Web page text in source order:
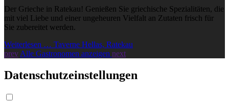
Der Grieche in Ratekau! Genießen Sie griechische Spezialitäten, die
mit viel Liebe und einer ungeheuren Vielfalt an Zutaten frisch für
Sie zubereitet werden.
Weiterlesen … Taverne Hellas, Ratekau
prev Alle Gastronomen anzeigen next
Datenschutzeinstellungen